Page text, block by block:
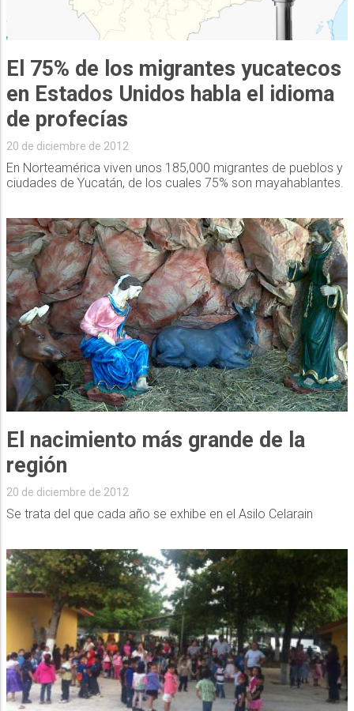
El 75% de los migrantes yucatecos
en Estados Unidos habla el idioma
de profecías
20 de diciembre de 2012
En Norteamérica viven unos 185,000 migrantes de pueblos y
ciudades de Yucatán, de los cuales 75% son mayahablantes.
El nacimiento más grande de la
región
20 de diciembre de 2012
Se trata del que cada año se exhibe en el Asilo Celarain